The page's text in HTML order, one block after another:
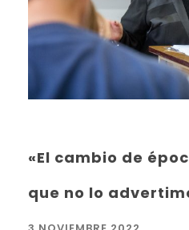
«El cambio de
que no lo